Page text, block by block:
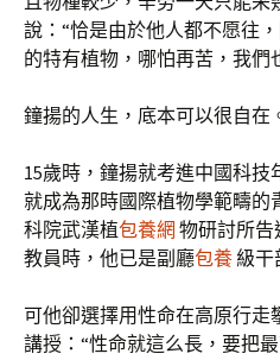
說：“恰是由於他人都不愿往
的特有植物，哪怕再苦，我們
鐘揚的人生，底本可以很自在
15歲時，鐘揚就考進中國科技
就成為那時國際植物學範疇的
科院武漢植包養網 物研討所告
教員時，他已是副廳包養 級干
可他卻選擇用性命在高原行走
講授：“性命就這么長，要把